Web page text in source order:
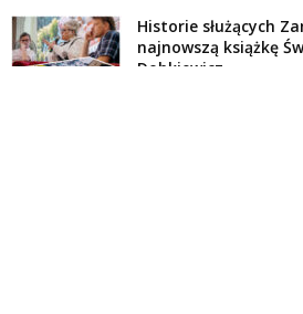
Historie służących
najnowszą książkę
Dobkiewicz